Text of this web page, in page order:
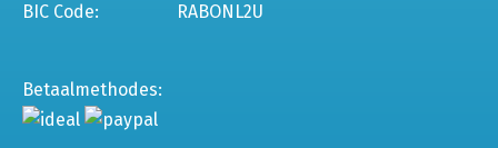
BIC Code:
RABONL2U
Betaalmethodes: